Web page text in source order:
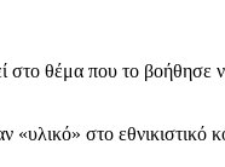
θέμα που το βοήθησε
στο εθνικιστικό